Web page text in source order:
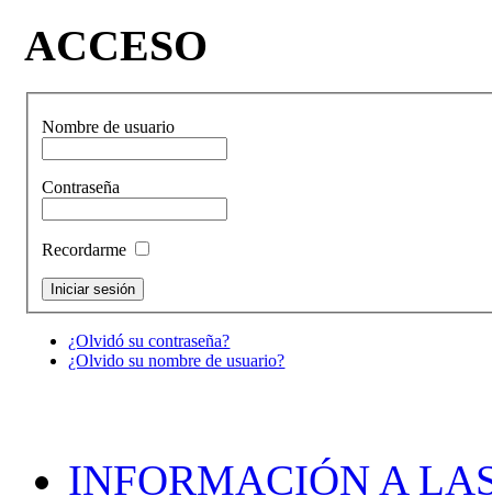
ACCESO
Nombre de usuario
Contraseña
Recordarme
¿Olvidó su contraseña?
¿Olvido su nombre de usuario?
INFORMACIÓN A